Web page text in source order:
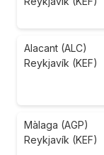
Alacant (ALC)
Reykjavík (KEF)
Màlaga (AGP)
Reykjavík (KEF)